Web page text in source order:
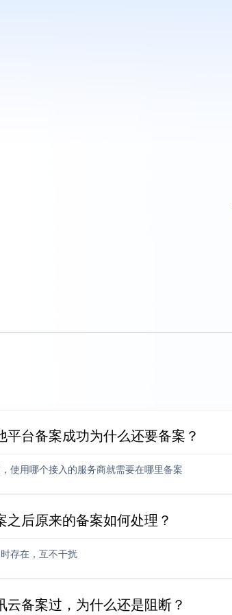
平台备案成功为什么还要备案？
使用哪个接入的服务商就需要在哪里备案
之后原来的备案如何处理？
存在，互不干扰
云备案过，为什么还是阻断？